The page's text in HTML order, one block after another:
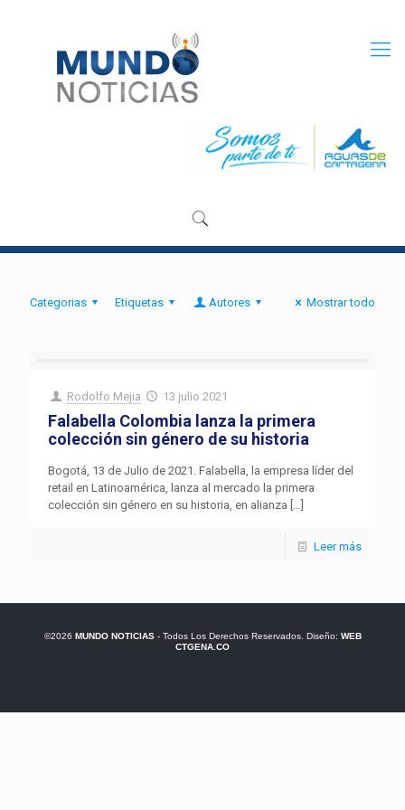
Categorias Etiquetas Autores Mostrar todo
Rodolfo Mejia 13 julio 2021
Falabella Colombia lanza la primera
colección sin género de su historia
Bogotá, 13 de Julio de 2021. Falabella, la empresa líder del
retail en Latinoamérica, lanza al mercado la primera
colección sin género en su historia, en alianza […]
Leer más
©2026 MUNDO NOTICIAS- Todos Los Derechos Reservados. Diseño: WEB
CTGENA.CO